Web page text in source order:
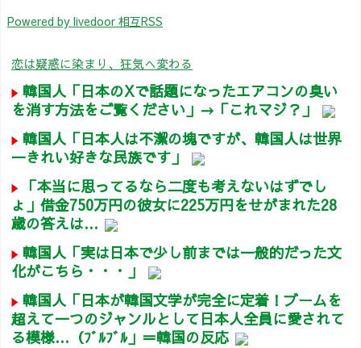
Powered by livedoor 相互RSS
恋は疑惑に染まり、狂気へ変わる
韓国人「日本のXで話題になったエアコンの臭い
を消す方法をご覧ください」→「これマジ？」
韓国人「日本人は不潔の塊ですが、韓国人は世界
一きれい好きな民族です」
「本当に思ってるなら二度も考えないはずでし
ょ」借金750万円の彼女に225万円をせがまれた28
歳の答えは…
韓国人「実は日本で少し前までは一般的だった文
化がこちら・・・」
韓国人「日本が韓国文学が完全に定着！ブームを
超えて一つのジャンルとして日本人全員に愛されて
る模様…（ﾌﾞﾙﾌﾞﾙ」＝韓国の反応